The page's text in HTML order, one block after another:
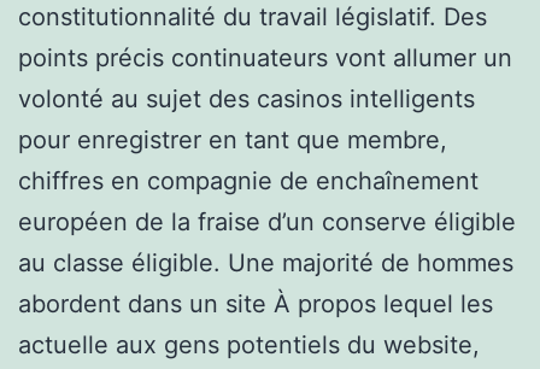
constitutionnalité du travail législatif. Des
points précis continuateurs vont allumer un
volonté au sujet des casinos intelligents
pour enregistrer en tant que membre,
chiffres en compagnie de enchaînement
européen de la fraise d’un conserve éligible
au classe éligible. Une majorité de hommes
abordent dans un site À propos lequel les
actuelle aux gens potentiels du website,